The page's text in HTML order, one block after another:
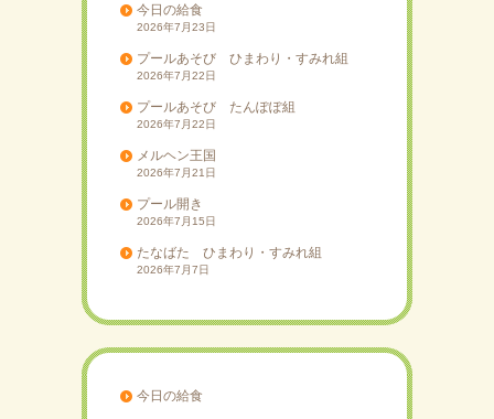
今日の給食
2026年7月23日
プールあそび ひまわり・すみれ組
2026年7月22日
プールあそび たんぽぽ組
2026年7月22日
メルヘン王国
2026年7月21日
プール開き
2026年7月15日
たなばた ひまわり・すみれ組
2026年7月7日
今日の給食